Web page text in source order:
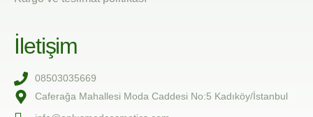
İletişim
08503035669
Caferağa Mahallesi Moda Caddesi No:5 Kadıköy/İstanbul